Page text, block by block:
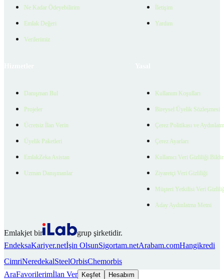
Ne Kadar Ödeyebilirim
Emlak Değeri
Verilerimiz
İletişim
Yardım
Danışman Bul
Projeler
Ücretsiz İlan Verin
Üyelik Paketleri
EmlakZeka Asistan
Uzman Danışmanlar
Kullanım Koşulları
Bireysel Üyelik Sözleşmesi
Çerez Politikası ve
Çerez Ayarları
Kullanıcı Veri Gizliliği
Ziyaretçi Veri Gizliliği
Müşteri Yetkilisi Veri
Aday Aydınlatma Metni
Emlakjet bir
grup şirketidir.
EndeksaKariyer.netİşin OlsunSigortam.netArabam.comHangikredi
CimriNeredekalSteelOrbisChemorbis
AraFavorilerimİlan Ver Keşfet Hesabım